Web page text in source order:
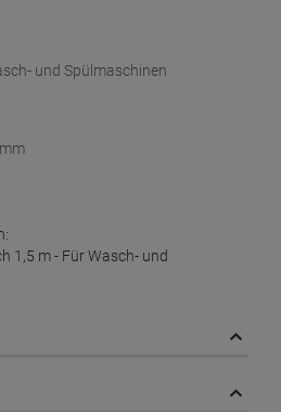
Zulaufschlauch 90 bar WK 1,5 m
=
22,
= 22, 79 €
und Spülmaschinen
1,5 m - Für Wasch- und